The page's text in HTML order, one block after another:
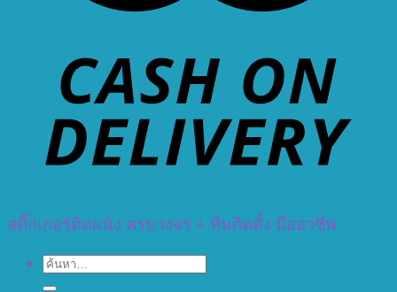
สติ๊กเกอร์ติดผนัง ครบวงจร + ทีมติดตั้ง มืออาชีพ
ค้นหา: